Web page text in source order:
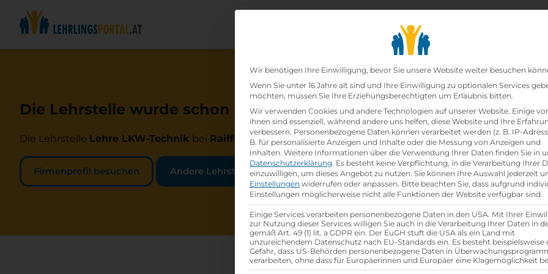
Lehrbetriebesearch
Die Lehrstelle wurde schon besetzt!
Die Lehrstelle Lehre LKW-Technik bei Raiffeisen-Lagerhaus Hollabrunn-Horn eGenist schonbesetzt .
Firmenprofil besuchen Andere Lehrstelle suchen
Datenschutz-
Wir benötigen Ihre Einwilligung, bevor Sie unsere Website weiter besuchen
Wenn Sie unter 16 Jahre alt sind und Ihre Einwilligung zu optionalen Services
möchten, müssen Sie Ihre Erziehungsberechtigten um Erlaubnis bitten.
Wir verwenden Cookies und andere Technologien auf unserer Website. Einige
ihnen sind essenziell, während andere uns helfen, diese Website und Ihre
verbessern. Personenbezogene Daten können verarbeitet werden (z. B. IP-
B. für personalisierte Anzeigen und Inhalte oder die Messung von Anzeigen und
Inhalten. Weitere Informationen über die Verwendung Ihrer Daten finden Sie in
Datenschutzerklärung. Es besteht keine Verpflichtung, in die Verarbeitung Ihrer
einzuwilligen, um dieses Angebot zu nutzen. Sie können Ihre Auswahl jederzeit
Einstellungen widerrufen oder anpassen. Bitte beachten Sie, dass aufgrund
Einstellungen möglicherweise nicht alle Funktionen der Website verfügbar sind.
Einige Services verarbeiten personenbezogene Daten in den USA. Mit Ihrer
zur Nutzung dieser Services willigen Sie auch in die Verarbeitung Ihrer Daten in
gemäß Art. 49 (1) lit. a GDPR ein. Der EuGH stuft die USA als ein Land mit
unzureichendem Datenschutz nach EU-Standards ein. Es besteht beispielsweise
Gefahr, dass US-Behörden personenbezogene Daten in
verarbeiten, ohne dass für Europäerinnen und Europäer eine Klagemöglichkeit